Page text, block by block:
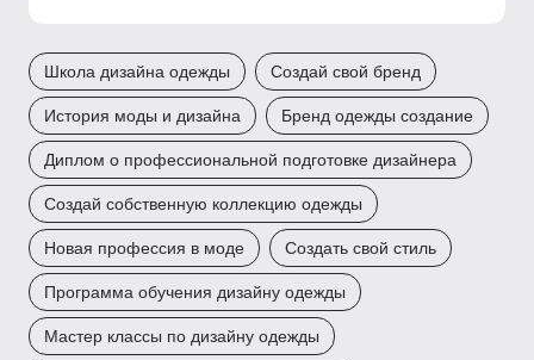
Школа дизайна одежды Создай свой бренд
История моды и дизайна Бренд одежды создание
Диплом о профессиональной подготовке дизайнера
Создай собственную коллекцию одежды
Новая профессия в моде Создать свой стиль
Программа обучения дизайну одежды
Мастер классы по дизайну одежды